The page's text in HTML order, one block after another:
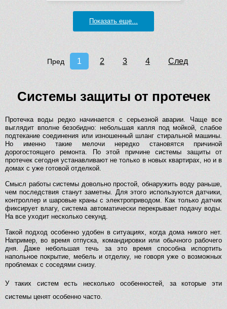
Показать еще...
Пред 1 2 3 4 След
Системы защиты от протечек
Протечка воды редко начинается с серьезной аварии. Чаще все
выглядит вполне безобидно: небольшая капля под мойкой, слабое
подтекание соединения или изношенный шланг стиральной машины.
Но именно такие мелочи нередко становятся причиной
дорогостоящего ремонта. По этой причине системы защиты от
протечек сегодня устанавливают не только в новых квартирах, но и в
домах с уже готовой отделкой.
Смысл работы системы довольно простой, обнаружить воду раньше,
чем последствия станут заметны. Для этого используются датчики,
контроллер и шаровые краны с электроприводом. Как только датчик
фиксирует влагу, система автоматически перекрывает подачу воды.
На все уходит несколько секунд.
Такой подход особенно удобен в ситуациях, когда дома никого нет.
Например, во время отпуска, командировки или обычного рабочего
дня. Даже небольшая течь за это время способна испортить
напольное покрытие, мебель и отделку, не говоря уже о возможных
проблемах с соседями снизу.
У таких систем есть несколько особенностей, за которые эти
системы ценят особенно часто.